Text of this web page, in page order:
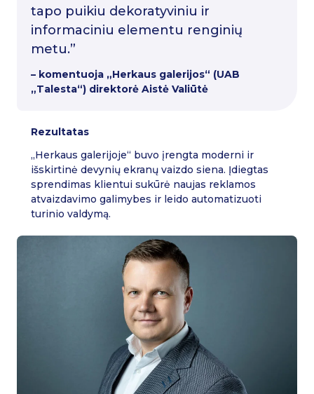
tapo puikiu dekoratyviniu ir
informaciniu elementu renginių
metu.”
– komentuoja „Herkaus galerijos“ (UAB
„Talesta“) direktorė Aistė Valiūtė
Rezultatas
„Herkaus galerijoje“ buvo įrengta moderni ir
išskirtinė devynių ekranų vaizdo siena. Įdiegtas
sprendimas klientui sukūrė naujas reklamos
atvaizdavimo galimybes ir leido automatizuoti
turinio valdymą.